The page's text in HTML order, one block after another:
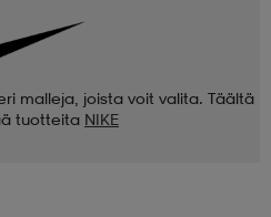
malleja, joista voit valita. Täältä
tuotteita NIKE